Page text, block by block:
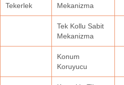
Tekerlek
Mekanizma
Tek Kollu Sabit
Mekanizma
Konum
Koruyucu